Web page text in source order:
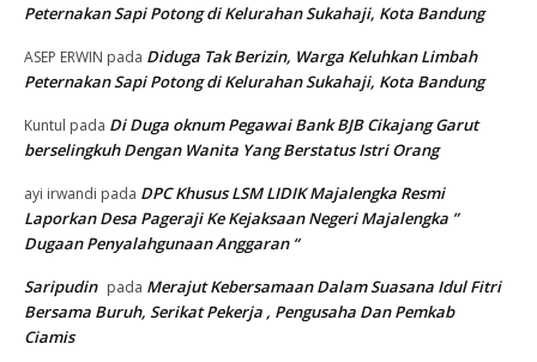
Peternakan Sapi Potong di Kelurahan Sukahaji, Kota Bandung
ASEP ERWIN pada Diduga Tak Berizin, Warga Keluhkan Limbah
Peternakan Sapi Potong di Kelurahan Sukahaji, Kota Bandung
Kuntul pada Di Duga oknum Pegawai Bank BJB Cikajang Garut
berselingkuh Dengan Wanita Yang Berstatus Istri Orang
ayi irwandi pada DPC Khusus LSM LIDIK Majalengka Resmi
Laporkan Desa Pageraji Ke Kejaksaan Negeri Majalengka ”
Dugaan Penyalahgunaan Anggaran “
Saripudin pada Merajut Kebersamaan Dalam Suasana Idul Fitri
Bersama Buruh, Serikat Pekerja , Pengusaha Dan Pemkab
Ciamis